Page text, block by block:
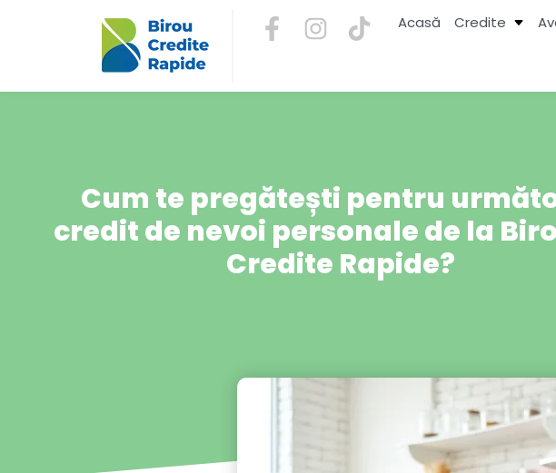
Acasă Credite
Cum te pregătești pentru
credit de nevoi personale de la
Credite Rapide?